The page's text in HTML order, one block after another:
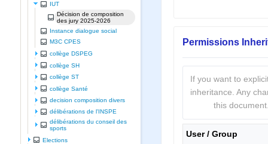
IUT
Décision de composition
des jury 2025-2026
Instance dialogue social
M3C CPES
collège DSPEG
collège SH
collège ST
collège Santé
decision composition divers
délibérations de l'INSPE
délibérations du conseil des
sports
Elections
Permissions
If you want to
inheritance. Any
this
User / Group